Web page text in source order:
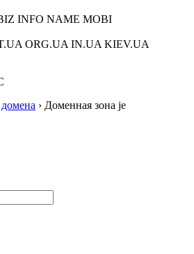
INFO NAME MOBI
ORG.UA IN.UA KIEV.UA
› Доменная зона je